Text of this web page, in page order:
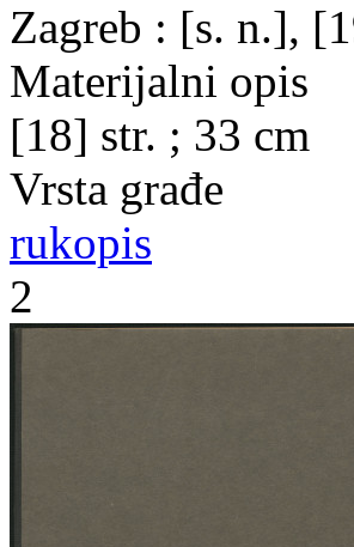
Zagreb : [s. n.],
Materijalni opis
[18] str. ; 33 cm
Vrsta građe
rukopis
2